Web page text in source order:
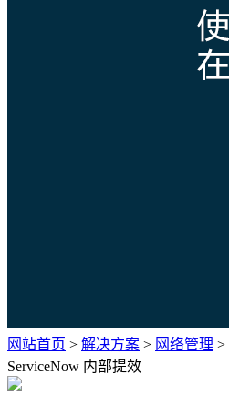
网站首页 > 解决方案 > 网络管理 >
ServiceNow 内部提效